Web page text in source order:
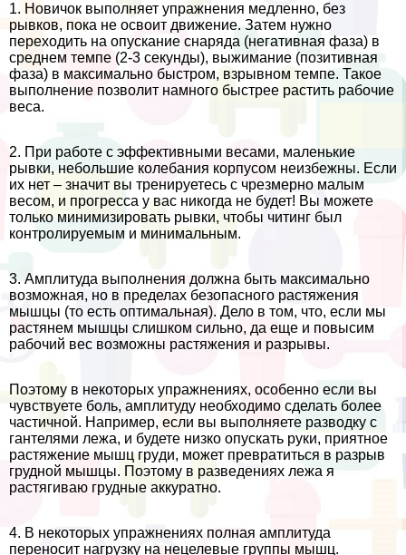
1. Новичок выполняет упражнения медленно, без
рывков, пока не освоит движение. Затем нужно
переходить на опускание снаряда (негативная фаза) в
среднем темпе (2-3 секунды), выжимание (позитивная
фаза) в максимально быстром, взрывном темпе. Такое
выполнение позволит намного быстрее растить рабочие
веса.
2. При работе с эффективными весами, маленькие
рывки, небольшие колебания корпусом неизбежны. Если
их нет – значит вы тренируетесь с чрезмерно малым
весом, и прогресса у вас никогда не будет! Вы можете
только минимизировать рывки, чтобы читинг был
контролируемым и минимальным.
3. Амплитуда выполнения должна быть максимально
возможная, но в пределах безопасного растяжения
мышцы (то есть оптимальная). Дело в том, что, если мы
растянем мышцы слишком сильно, да еще и повысим
рабочий вес возможны растяжения и разрывы.
Поэтому в некоторых упражнениях, особенно если вы
чувствуете боль, амплитуду необходимо сделать более
частичной. Например, если вы выполняете разводку с
гантелями лежа, и будете низко опускать руки, приятное
растяжение мышц гpyди, может превратиться в разрыв
грудной мышцы. Поэтому в разведениях лежа я
растягиваю грудные аккуратно.
4. В некоторых упражнениях полная амплитуда
переносит нагрузку на нецелевые группы мышц.